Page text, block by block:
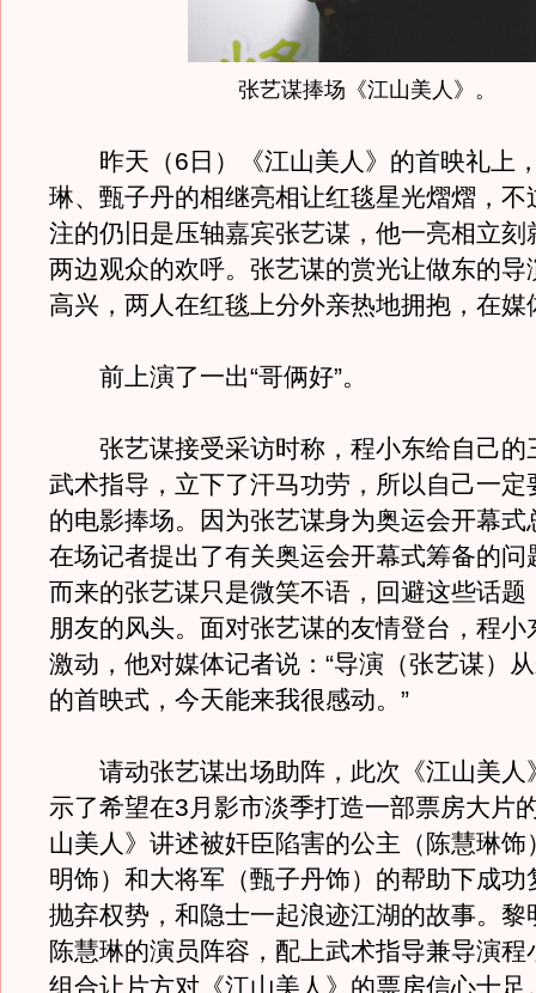
张艺谋捧场《江山美人》。
昨天（6日）《江山美人》的首映礼上
琳、甄子丹的相继亮相让红毯星光熠熠，不
注的仍旧是压轴嘉宾张艺谋，他一亮相立刻
两边观众的欢呼。张艺谋的赏光让做东的导
高兴，两人在红毯上分外亲热地拥抱，在媒
前上演了一出“哥俩好”。
张艺谋接受采访时称，程小东给自己的
武术指导，立下了汗马功劳，所以自己一定
的电影捧场。
因为张艺谋身为奥运会开幕式
在场记者提出了有关奥运会开幕式筹备的问
而来的张艺谋只是微笑不语，回避这些话题
朋友的风头。面对张艺谋的友情登台，程小
激动，他对媒体记者说：“导演（张艺谋）
的首映式，今天能来我很感动。”
请动张艺谋出场助阵，此次《江山美人
示了希望在3月影市淡季打造一部票房大片
山美人》讲述被奸臣陷害的公主（陈慧琳饰
明饰）和大将军（甄子丹饰）的帮助下成功
抛弃权势，和隐士一起浪迹江湖的故事。黎
陈慧琳的演员阵容，配上武术指导兼导演程
组合让片方对《江山美人》的票房信心十足